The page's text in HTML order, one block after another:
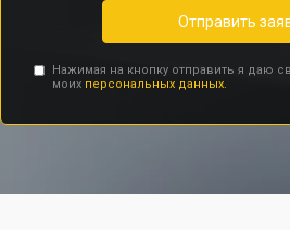
Отправить
Нажимая на кнопку отправить я даю
моих персональных данных.